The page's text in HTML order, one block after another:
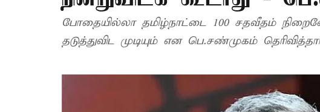
போதையில்லா தமிழ்நாட்டை 100 சதவீதம்
தடுத்துவிட முடியும் என பெ.சண்முகம்